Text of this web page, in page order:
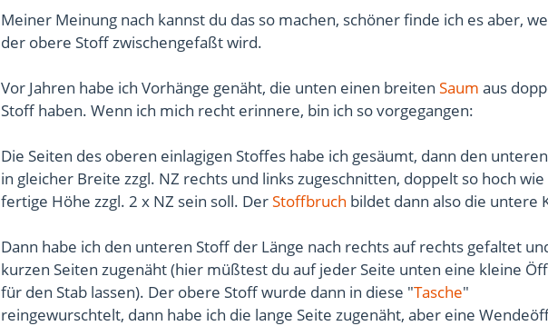
Meiner Meinung nach kannst du das so machen, schöner finde ich es aber,
der obere Stoff zwischengefaßt wird.
Vor Jahren habe ich Vorhänge genäht, die unten einen breiten Saum aus
Stoff haben. Wenn ich mich recht erinnere, bin ich so vorgegangen:
Die Seiten des oberen einlagigen Stoffes habe ich gesäumt, dann den
in gleicher Breite zzgl. NZ rechts und links zugeschnitten, doppelt so hoch wie
fertige Höhe zzgl. 2 x NZ sein soll. DerStoffbruch bildet dann also die untere
Dann habe ich den unteren Stoff der Länge nach rechts auf rechts gefaltet
kurzen Seiten zugenäht (hier müßtest du auf jeder Seite unten eine kleine
für den Stab lassen). Der obere Stoff wurde dann in diese "Tasche"
reingewurschtelt, dann habe ich die lange Seite zugenäht, aber eine